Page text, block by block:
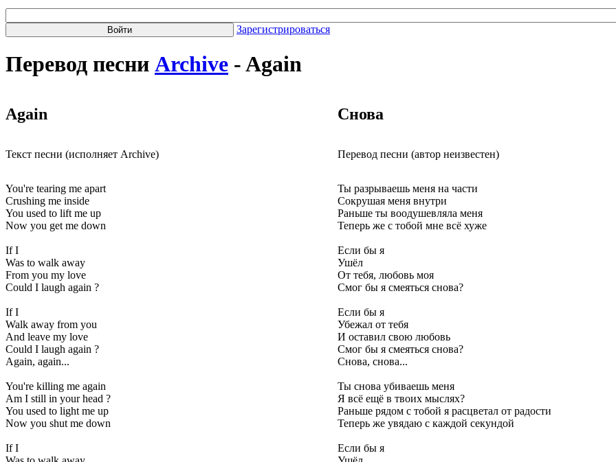
Зарегистрироваться
Перевод песни Archive - Again
Again Снова
Текст песни (исполняет Archive) Перевод песни (автор неизвестен)
You're tearing me apart
Crushing me inside
You used to lift me up
Now you get me down
If I
Was to walk away
From you my love
Could I laugh again ?
If I
Walk away from you
And leave my love
Could I laugh again ?
Again, again...
You're killing me again
Am I still in your head ?
You used to light me up
Now you shut me down
If I
Ты разрываешь меня на части
Сокрушая меня внутри
Раньше ты воодушевляла меня
Теперь же с тобой мне всё хуже
Если бы я
Ушёл
От тебя, любовь моя
Смог бы я смеяться снова?
Если бы я
Убежал от тебя
И оставил свою любовь
Смог бы я смеяться снова?
Снова, снова...
Ты снова убиваешь меня
Я всё ещё в твоих мыслях?
Раньше рядом с тобой я расцветал от радости
Теперь же увядаю с каждой секундой
Если бы я